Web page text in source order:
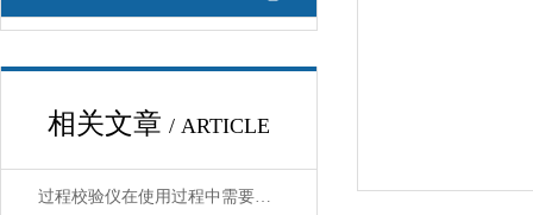
相关文章 / ARTICLE
过程校验仪在使用过程中需要注意哪些安全问题